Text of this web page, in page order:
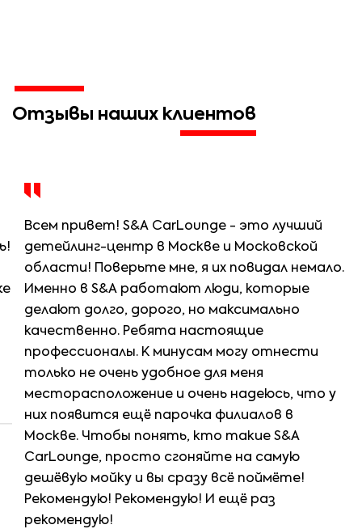
Отзывы наших клиентов
Всем привет! S&A CarLounge - это лучший
детейлинг-центр в Москве и Московской
области! Поверьте мне, я их повидал немало.
Именно в S&A работают люди, которые
делают долго, дорого, но максимально
качественно. Ребята настоящие
профессионалы. К минусам могу отнести
только не очень удобное для меня
месторасположение и очень надеюсь, что у
них появится ещё парочка филиалов в
Москве. Чтобы понять, кто такие S&A
CarLounge, просто сгоняйте на самую
дешёвую мойку и вы сразу всё поймёте!
Рекомендую! Рекомендую! И ещё раз
рекомендую!